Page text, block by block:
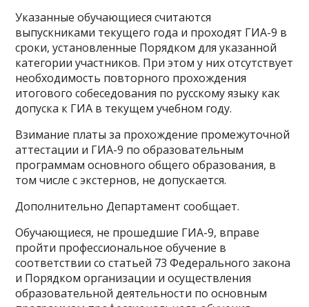
Указанные обучающиеся считаются
выпускниками текущего года и проходят ГИА-9 в
сроки, установленные Порядком для указанной
категории участников. При этом у них отсутствует
необходимость повторного прохождения
итогового собеседования по русскому языку как
допуска к ГИА в текущем учебном году.
Взимание платы за прохождение промежуточной
аттестации и ГИА-9 по образовательным
программам основного общего образования, в
том числе с экстернов, не допускается.
Дополнительно Департамент сообщает.
Обучающиеся, не прошедшие ГИА-9, вправе
пройти профессиональное обучение в
соответствии со статьей 73 Федерального закона
и Порядком организации и осуществления
образовательной деятельности по основным